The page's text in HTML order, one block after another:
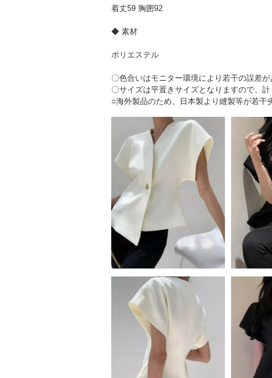
着丈59 胸囲92
◆ 素材
ポリエステル
〇色合いはモニター環境により若干の誤差が
〇サイズは平置きサイズとなりますので、
○海外製品のため、日本製より縫製等が若干